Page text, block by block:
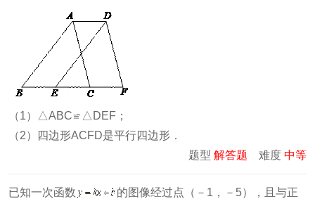
（1）△ABC≌△DEF；
（2）四边形ACFD是平行四边形．
题型 解答题 难度 中等
已知一次函数 的图像经过点（－1，－5），且与正